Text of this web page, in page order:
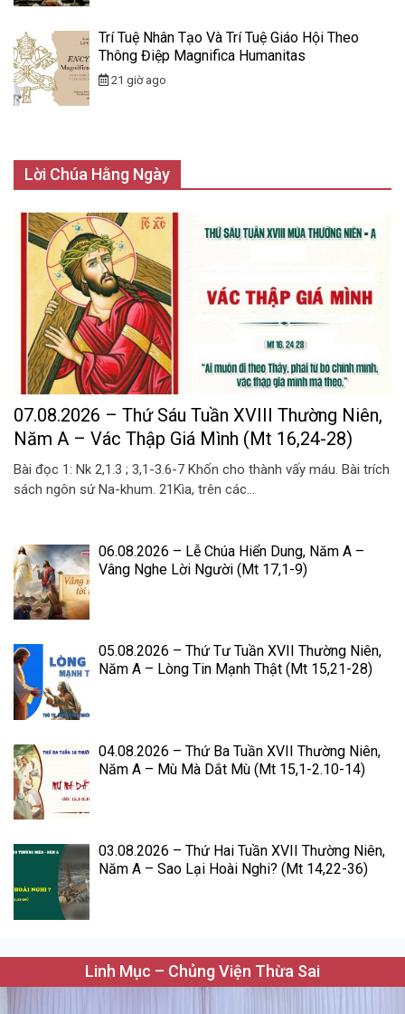
Trí Tuệ Nhân Tạo Và Trí Tuệ Giáo Hội Theo
Thông Điệp Magnifica Humanitas
21 giờ ago
Lời Chúa Hằng Ngày
07.08.2026 – Thứ Sáu Tuần XVIII Thường Niên,
Năm A – Vác Thập Giá Mình (Mt 16,24-28)
Bài đọc 1: Nk 2,1.3 ; 3,1-3.6-7 Khốn cho thành vấy máu. Bài trích
sách ngôn sứ Na-khum. 21Kìa, trên các...
06.08.2026 – Lễ Chúa Hiển Dung, Năm A –
Vâng Nghe Lời Người (Mt 17,1-9)
05.08.2026 – Thứ Tư Tuần XVII Thường Niên,
Năm A – Lòng Tin Mạnh Thật (Mt 15,21-28)
04.08.2026 – Thứ Ba Tuần XVII Thường Niên,
Năm A – Mù Mà Dắt Mù (Mt 15,1-2.10-14)
03.08.2026 – Thứ Hai Tuần XVII Thường Niên,
Năm A – Sao Lại Hoài Nghi? (Mt 14,22-36)
Linh Mục – Chủng Viện Thừa Sai